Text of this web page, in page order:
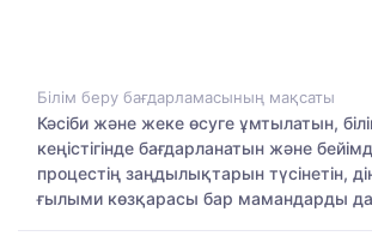
Білім беру бағдарламасының мақсаты
Кәсіби және жеке өсуге ұмтылатын,
кеңістігінде бағдарланатын және
процестің заңдылықтарын түсінетін,
ғылыми көзқарасы бар мамандарды